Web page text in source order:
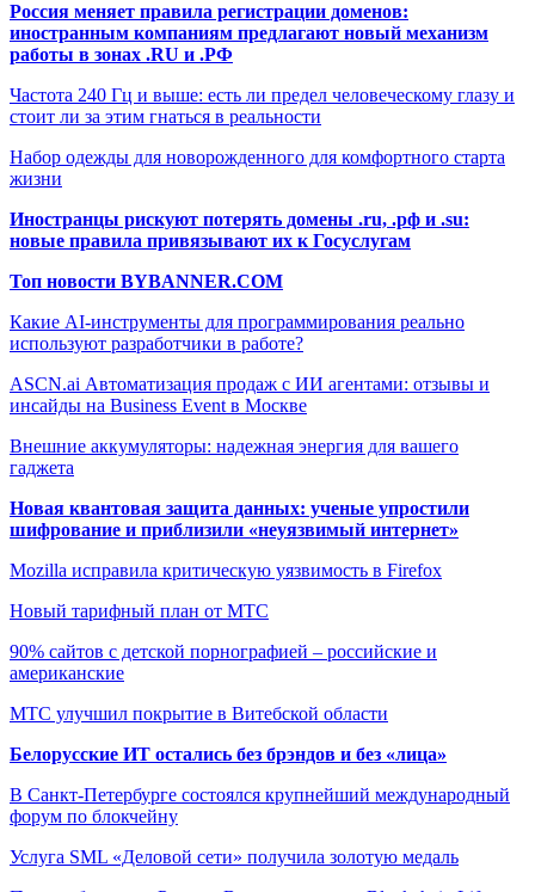
Россия меняет правила регистрации доменов:
иностранным компаниям предлагают новый механизм
работы в зонах .RU и .РФ
Частота 240 Гц и выше: есть ли предел человеческому глазу и
стоит ли за этим гнаться в реальности
Набор одежды для новорожденного для комфортного старта
жизни
Иностранцы рискуют потерять домены .ru, .рф и .su:
новые правила привязывают их к Госуслугам
Топ новости BYBANNER.COM
Какие AI-инструменты для программирования реально
используют разработчики в работе?
ASCN.ai Автоматизация продаж с ИИ агентами: отзывы и
инсайды на Business Event в Москве
Внешние аккумуляторы: надежная энергия для вашего
гаджета
Новая квантовая защита данных: ученые упростили
шифрование и приблизили «неуязвимый интернет»
Mozilla исправила критическую уязвимость в Firefox
Новый тарифный план от МТС
90% сайтов с детской порнографией – российские и
американские
МТС улучшил покрытие в Витебской области
Белорусские ИТ остались без брэндов и без «лица»
В Санкт-Петербурге состоялся крупнейший международный
форум по блокчейну
Услуга SML «Деловой сети» получила золотую медаль